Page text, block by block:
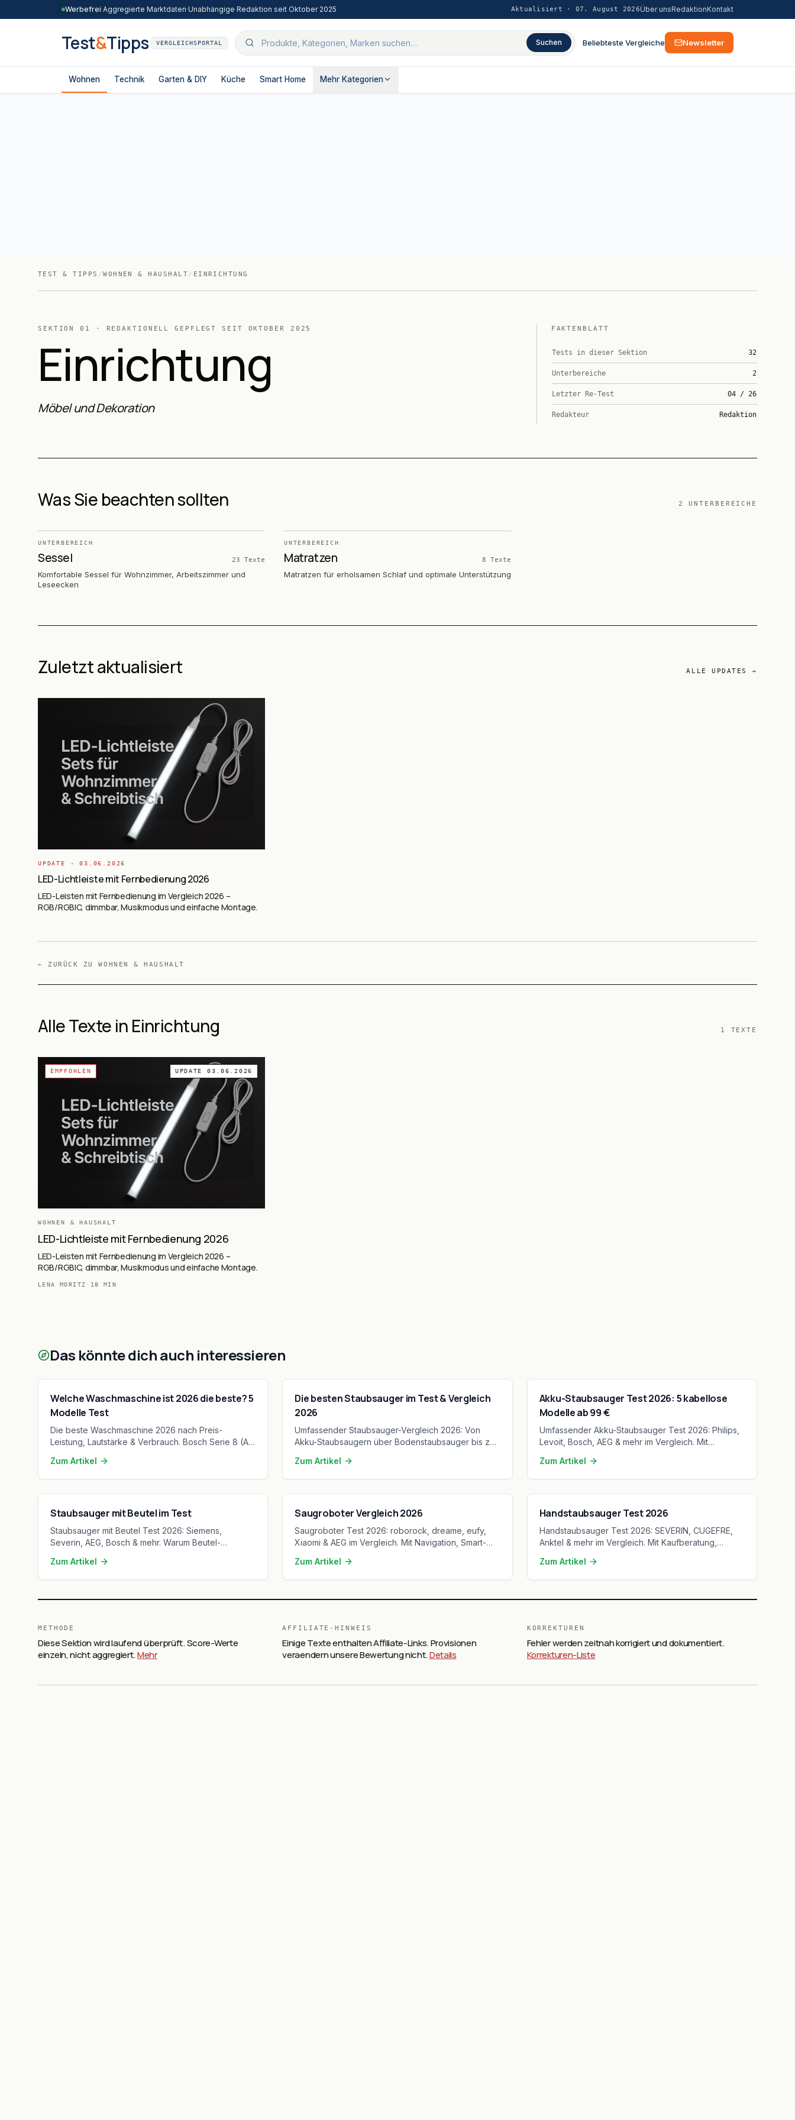
Zum Inhalt springen
Werbefrei·Aggregierte Marktdaten·Unabhängige Redaktion seit Oktober 2025 Aktualisiert · 07. August 2026Über unsRedaktionKontakt
Test&Tipps VERGLEICHSPORTAL Suchen Beliebteste Vergleiche Newsletter
Wohnen Technik Garten & DIY Küche Smart Home Mehr Kategorien
TEST & TIPPS /WOHNEN & HAUSHALT / EINRICHTUNG
SEKTION01 · REDAKTIONELL GEPFLEGT SEIT OKTOBER 2025
Einrichtung
Möbel und Dekoration
FAKTENBLATT
Tests in dieser Sektion 32
Unterbereiche 2
Letzter Re-Test 04 / 26
Redakteur Redaktion
Was Sie beachten sollten 2 UNTERBEREICHE
UNTERBEREICH
Sessel 23 Texte
Komfortable Sessel für Wohnzimmer, Arbeitszimmer und
Leseecken
UNTERBEREICH
Matratzen 8 Texte
Matratzen für erholsamen Schlaf und optimale Unterstützung
Zuletzt aktualisiert ALLE UPDATES →
UPDATE ·03.06.2026
LED-Lichtleiste mit Fernbedienung 2026
LED-Leisten mit Fernbedienung im Vergleich 2026 –
RGB/RGBIC, dimmbar, Musikmodus und einfache Montage.
← ZURÜCK ZUWOHNEN & HAUSHALT
Alle Texte in Einrichtung 1 TEXTE
EMPFOHLEN UPDATE 03.06.2026
WOHNEN & HAUSHALT
LED-Lichtleiste mit Fernbedienung 2026
LED-Leisten mit Fernbedienung im Vergleich 2026 –
RGB/RGBIC, dimmbar, Musikmodus und einfache Montage.
LENA MORITZ · 18 MIN
Das könnte dich auch interessieren
Welche Waschmaschine ist 2026 die beste? 5
Modelle Test
Die beste Waschmaschine 2026 nach Preis-
Leistung, Lautstärke & Verbrauch. Bosch Serie 8 (A,
Singles, Familien & Allergiker.
Zum Artikel
Die besten Staubsauger im Test & Vergleich
2026
Umfassender Staubsauger-Vergleich 2026: Von
Akku-Staubsaugern über Bodenstaubsauger bis zu
Markenvergleich und Pflegetipps.
Zum Artikel
Akku-Staubsauger Test 2026: 5 kabellose
Modelle ab 99 €
Umfassender Akku-Staubsauger Test 2026: Philips,
Levoit, Bosch, AEG & mehr im Vergleich. Mit
kabellose Freiheit.
Zum Artikel
Staubsauger mit Beutel im Test
Staubsauger mit Beutel Test 2026: Siemens,
Severin, AEG, Bosch & mehr. Warum Beutel-
Zum Artikel
Saugroboter Vergleich 2026
Saugroboter Test 2026: roborock, dreame, eufy,
Xiaomi & AEG im Vergleich. Mit Navigation, Smart-
Zum Artikel
Handstaubsauger Test 2026
Handstaubsauger Test 2026: SEVERIN, CUGEFRE,
Anktel & mehr im Vergleich. Mit Kaufberatung,
Zum Artikel
METHODE
Diese Sektion wird laufend überprüft. Score-Werte
einzeln, nicht aggregiert.Mehr
AFFILIATE-HINWEIS
Einige Texte enthalten Affiliate-Links. Provisionen
veraendern unsere Bewertung nicht.Details
KORREKTUREN
Fehler werden zeitnah korrigiert und dokumentiert.
Korrekturen-Liste